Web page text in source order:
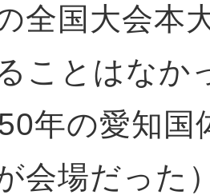
全国大会本
ことはなか
年の愛知国
会場だった